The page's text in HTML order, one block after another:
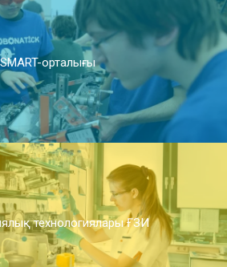
SMART-орталығы
технологиялары ҒЗИ